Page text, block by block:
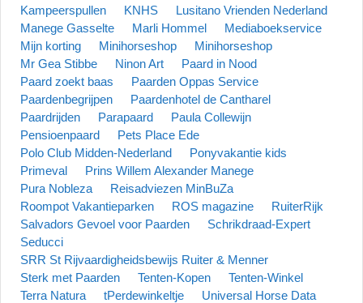
Kampeerspullen
KNHS
Lusitano Vrienden Nederland
Manege Gasselte
Marli Hommel
Mediaboekservice
Mijn korting
Minihorseshop
Minihorseshop
Mr Gea Stibbe
Ninon Art
Paard in Nood
Paard zoekt baas
Paarden Oppas Service
Paardenbegrijpen
Paardenhotel de Cantharel
Paardrijden
Parapaard
Paula Collewijn
Pensioenpaard
Pets Place Ede
Polo Club Midden-Nederland
Ponyvakantie kids
Primeval
Prins Willem Alexander Manege
Pura Nobleza
Reisadviezen MinBuZa
Roompot Vakantieparken
ROS magazine
RuiterRijk
Salvadors Gevoel voor Paarden
Schrikdraad-Expert
Seducci
SRR St Rijvaardigheidsbewijs Ruiter & Menner
Sterk met Paarden
Tenten-Kopen
Tenten-Winkel
Terra Natura
tPerdewinkeltje
Universal Horse Data